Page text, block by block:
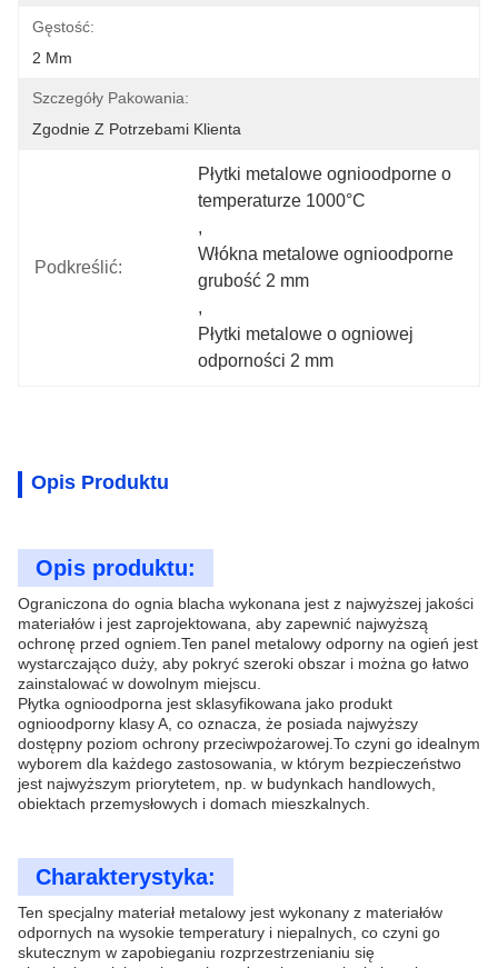
Gęstość:
2 Mm
Szczegóły Pakowania:
Zgodnie Z Potrzebami Klienta
Podkreślić:
Płytki metalowe ognioodporne o
temperaturze 1000°C
,
Włókna metalowe ognioodporne
grubość 2 mm
,
Płytki metalowe o ogniowej
odporności 2 mm
Opis Produktu
Opis produktu:
Ograniczona do ognia blacha wykonana jest z najwyższej jakości
materiałów i jest zaprojektowana, aby zapewnić najwyższą
ochronę przed ogniem.Ten panel metalowy odporny na ogień jest
wystarczająco duży, aby pokryć szeroki obszar i można go łatwo
zainstalować w dowolnym miejscu.
Płytka ognioodporna jest sklasyfikowana jako produkt
ognioodporny klasy A, co oznacza, że posiada najwyższy
dostępny poziom ochrony przeciwpożarowej.To czyni go idealnym
wyborem dla każdego zastosowania, w którym bezpieczeństwo
jest najwyższym priorytetem, np. w budynkach handlowych,
obiektach przemysłowych i domach mieszkalnych.
Charakterystyka:
Ten specjalny materiał metalowy jest wykonany z materiałów
odpornych na wysokie temperatury i niepalnych, co czyni go
skutecznym w zapobieganiu rozprzestrzenianiu się